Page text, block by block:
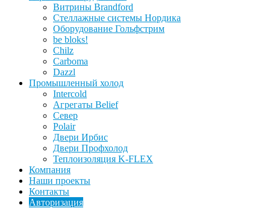
Витрины Brandford
Стеллажные системы Нордика
Оборудование Гольфстрим
be bloks!
Chilz
Carboma
Dazzl
Промышленный холод
Intercold
Агрегаты Belief
Север
Polair
Двери Ирбис
Двери Профхолод
Теплоизоляция K-FLEX
Компания
Наши проекты
Контакты
Авторизация